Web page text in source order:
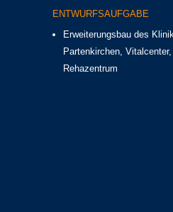
ENTWURFSAUFGABE
Erweiterungsbau des
Partenkirchen,
Rehazentrum